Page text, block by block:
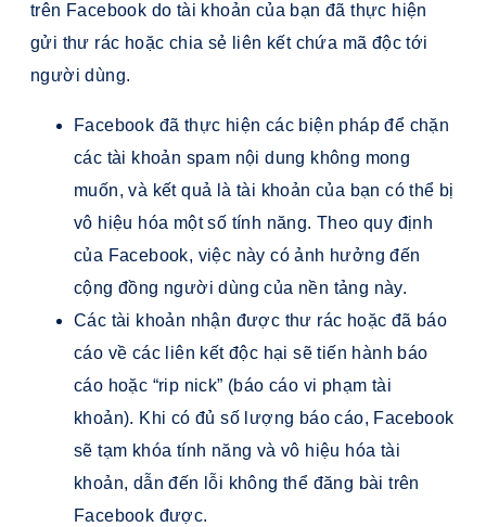
trên Facebook do tài khoản của bạn đã thực hiện
gửi thư rác hoặc chia sẻ liên kết chứa mã độc tới
người dùng.
Facebook đã thực hiện các biện pháp để chặn
các tài khoản spam nội dung không mong
muốn, và kết quả là tài khoản của bạn có thể bị
vô hiệu hóa một số tính năng. Theo quy định
của Facebook, việc này có ảnh hưởng đến
cộng đồng người dùng của nền tảng này.
Các tài khoản nhận được thư rác hoặc đã báo
cáo về các liên kết độc hại sẽ tiến hành báo
cáo hoặc “rip nick” (báo cáo vi phạm tài
khoản). Khi có đủ số lượng báo cáo, Facebook
sẽ tạm khóa tính năng và vô hiệu hóa tài
khoản, dẫn đến lỗi không thể đăng bài trên
Facebook được.